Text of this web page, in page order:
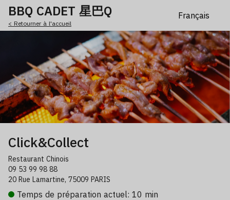
BBQ CADET 星巴Q
< Retourner à l'accueil
Click&Collect
Restaurant Chinois
09 53 99 98 88
20 Rue Lamartine, 75009 PARIS
Temps de préparation actuel: 10 min